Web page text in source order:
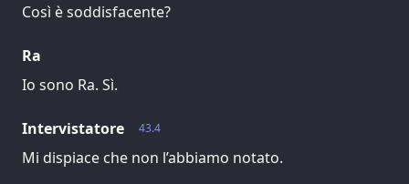
Così è soddisfacente?
Ra
Io sono Ra. Sì.
43.4
Intervistatore
Mi dispiace che non l’abbiamo notato.